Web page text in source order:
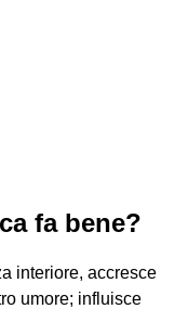
fa bene?
interiore, accresce
umore; influisce